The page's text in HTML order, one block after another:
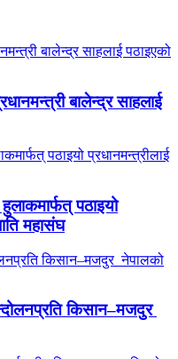
बालेन्द्र साहलाई
पठाइयो
महासंघ
किसान–मजदुर